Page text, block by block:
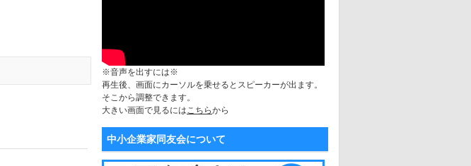
※音声を出すには※
再生後、画面にカーソルを乗せるとスピーカーが出ます。
そこから調整できます。
大きい画面で見るにはこちらから
中小企業家同友会について